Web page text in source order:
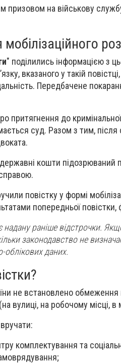
призовом на військову
" поділились інформацією з
вказаного у такій
Передбачене
притягнення до кримінальної
суд. Разом з тим,
кошти підозрюваний
повістку у формі
попередньої повістки,
надану раніше відстрочки.
законодавство не
облікових даних.
не встановлено
вулиці, на робочому місці,
комплектування та